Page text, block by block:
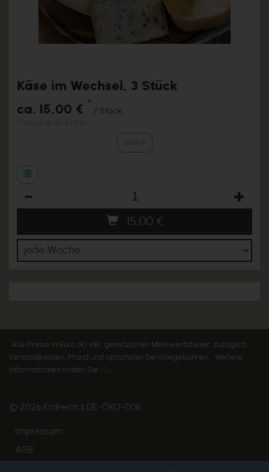
Käse im Wechsel, 3 Stück
ca. 15,00 € *
/ Stück
Stück
15,00 €
* Alle Preise in Euro (€) inkl. gesetzlicher Mehrwertsteuer, zuzüglich
Versandkosten, Pfand und optionaler Servicegebühren. Weitere
Informationen finden Sie
hier
© 2026 Erdreich || DE-ÖKO-006
Impressum
AGB